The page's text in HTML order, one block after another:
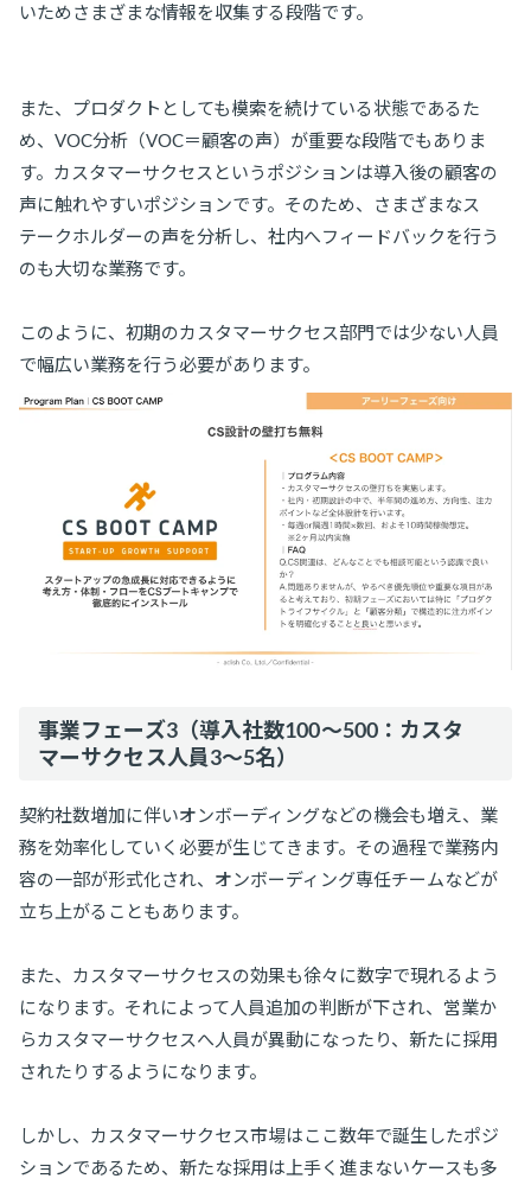
いためさまざまな情報を収集する段階です。
また、プロダクトとしても模索を続けている状態であるた
め、VOC分析（VOC＝顧客の声）が重要な段階でもありま
す。カスタマーサクセスというポジションは導入後の顧客の
声に触れやすいポジションです。そのため、さまざまなス
テークホルダーの声を分析し、社内へフィードバックを行う
のも大切な業務です。
このように、初期のカスタマーサクセス部門では少ない人員
で幅広い業務を行う必要があります。
事業フェーズ3（導入社数100〜500：カスタ
マーサクセス人員3〜5名）
契約社数増加に伴いオンボーディングなどの機会も増え、業
務を効率化していく必要が生じてきます。その過程で業務内
容の一部が形式化され、オンボーディング専任チームなどが
立ち上がることもあります。
また、カスタマーサクセスの効果も徐々に数字で現れるよう
になります。それによって人員追加の判断が下され、営業か
らカスタマーサクセスへ人員が異動になったり、新たに採用
されたりするようになります。
しかし、カスタマーサクセス市場はここ数年で誕生したポジ
ションであるため、新たな採用は上手く進まないケースも多